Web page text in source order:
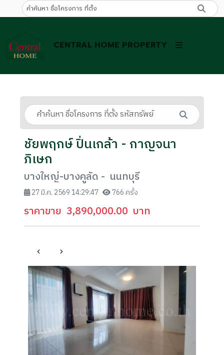
CENTRAL HOME PROPERTY
ชัยพฤกษ์ ปิ่นเกล้า - กาญจนา
ภิเษก
บางใหญ่-บางคูลัด - นนทบุรี
27 มี.ค. 2569 14:29:47 766 ครั้ง
ราคาขาย 3,890,000.00 บาท